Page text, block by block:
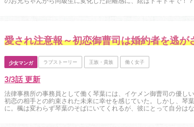
愛され注意報～初恋御曹司は婚約者を逃が
少女マンガ ラブストーリー 王族・貴族 働く女子
3/3話 更新
法律事務所の事務員として働く琴葉には、イケメン御曹司の優し
初恋の相手との約束された未来に幸せを感じていた。しかし、琴
に。楓は変わらず琴葉のそばにいてくれるが、彼にとって自分は